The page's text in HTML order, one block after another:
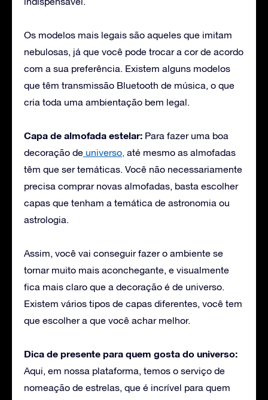
Os modelos mais legais são aqueles que imitam
nebulosas, já que você pode trocar a cor de acordo
com a sua preferência. Existem alguns modelos
que têm transmissão Bluetooth de música, o que
cria toda uma ambientação bem legal.
Capa de almofada estelar: Para fazer uma boa
decoração de universo, até mesmo as almofadas
têm que ser temáticas. Você não necessariamente
precisa comprar novas almofadas, basta escolher
capas que tenham a temática de astronomia ou
astrologia.
Assim, você vai conseguir fazer o ambiente se
tornar muito mais aconchegante, e visualmente
fica mais claro que a decoração é de universo.
Existem vários tipos de capas diferentes, você tem
que escolher a que você achar melhor.
Dica de presente para quem gosta do universo:
Aqui, em nossa plataforma, temos o serviço de
nomeação de estrelas, que é incrível para quem